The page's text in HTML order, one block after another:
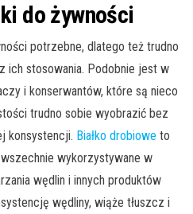
do żywności
potrzebne, dlatego też trudno
ich stosowania. Podobnie jest w
i konserwantów, które są nieco
trudno sobie wyobrazić bez
konsystencji. Białko drobiowe to
wykorzystywane w
wędlin i innych produktów
wędliny, wiąże tłuszcz i